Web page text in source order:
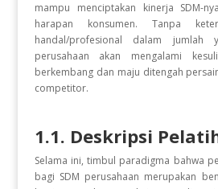
mampu menciptakan kinerja SDM-
harapan konsumen. Tanpa
handal/profesional dalam jumlah
perusahaan akan mengalami
berkembang dan maju ditengah
competitor.
1.1. Deskripsi
Selama ini, timbul paradigma bahwa
bagi SDM perusahaan merupakan